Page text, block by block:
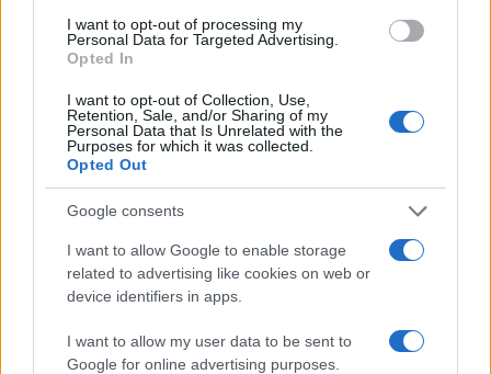
I want to opt-out of processing my
Personal Data for Targeted Advertising.
Opted In
I want to opt-out of Collection, Use,
Retention, Sale, and/or Sharing of my
Personal Data that Is Unrelated with the
Purposes for which it was collected.
Opted Out
Google consents
I want to allow Google to enable storage
related to advertising like cookies on web or
device identifiers in apps.
I want to allow my user data to be sent to
Google for online advertising purposes.
Continua a leggere
PEOPLE